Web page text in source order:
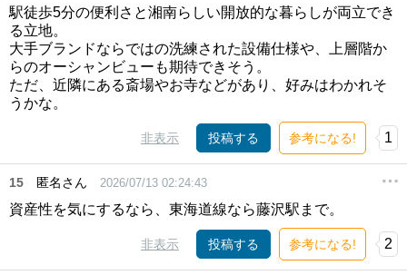
駅徒歩5分の便利さと湘南らしい開放的な暮らしが両立でき
る立地。
大手ブランドならではの洗練された設備仕様や、上層階か
らのオーシャンビューも期待できそう。
ただ、近隣にある斎場やお寺などがあり、好みはわかれそ
うかな。
非表示 投稿する 参考になる! 1
15 匿名さん 2026/07/13 02:24:43
資産性を気にするなら、東海道線なら藤沢駅まで。
非表示 投稿する 参考になる! 2